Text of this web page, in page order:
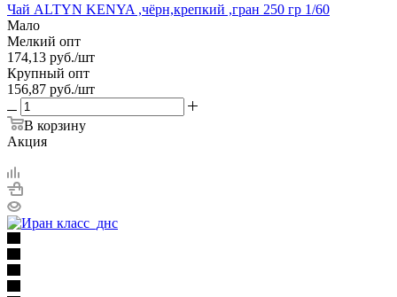
Чай ALTYN KENYA ,чёрн,крепкий ,гран 250 гр 1/60
Мало
Мелкий опт
174,13 руб./шт
Крупный опт
156,87 руб./шт
В корзину
Акция